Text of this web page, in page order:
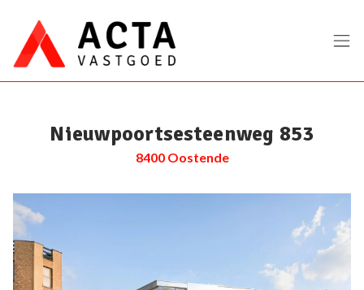
Nieuwpoortsesteenweg 853
8400 Oostende